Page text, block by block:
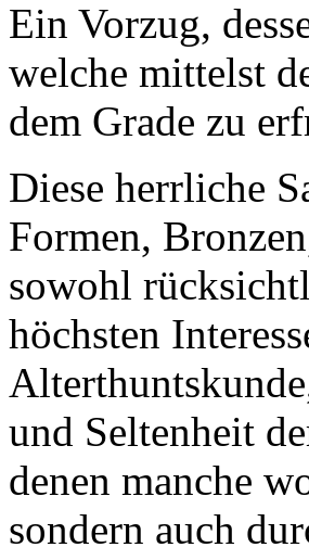
Ein Vorzug,
welche mittelst
dem Grade zu
Diese herrliche
Formen,
sowohl
höchsten
und Seltenheit
denen manche
sondern auch